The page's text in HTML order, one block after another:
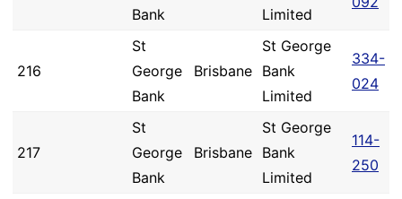
Bank
Limited
216
St
George
Bank
Brisbane
St George
Bank
Limited
334-
024
217
St
George
Bank
Brisbane
St George
Bank
Limited
114-
250